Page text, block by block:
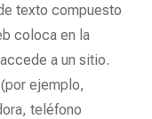
texto compuesto
coloca en la
a un sitio.
ejemplo,
teléfono